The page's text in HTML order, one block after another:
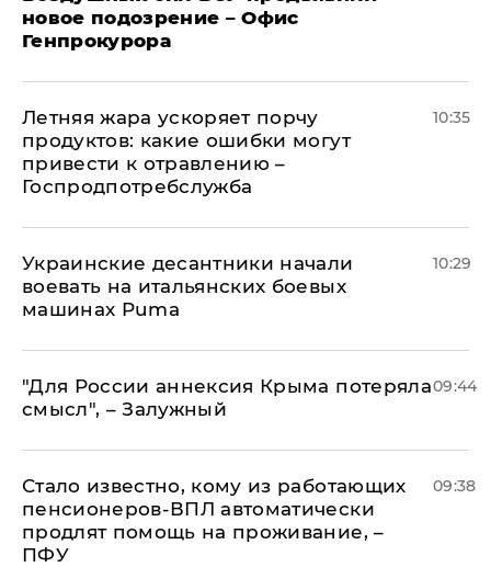
новое подозрение – Офис
Генпрокурора
Летняя жара ускоряет порчу
продуктов: какие ошибки могут
привести к отравлению –
Госпродпотребслужба
10:35
Украинские десантники начали
воевать на итальянских боевых
машинах Puma
10:29
"Для России аннексия Крыма потеряла
смысл", – Залужный
09:44
Стало известно, кому из работающих
пенсионеров-ВПЛ автоматически
продлят помощь на проживание, –
ПФУ
09:38